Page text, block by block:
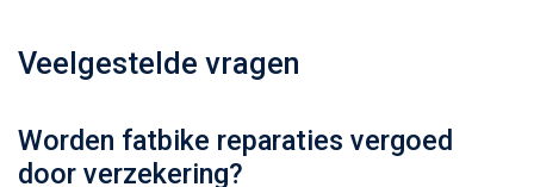
Veelgestelde vragen
Worden fatbike reparaties vergoed
door verzekering?